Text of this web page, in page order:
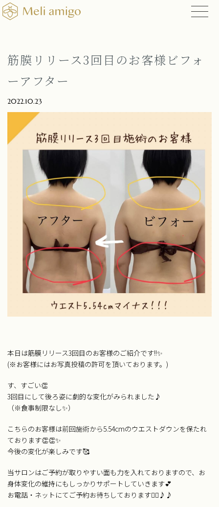
筋膜リリース3回目のお客様ビフォ
ーアフター
2022.10.23
本日は筋膜リリース3回目のお客様のご紹介です!!✨
(※お客様にはお写真投稿の許可を頂いております。)
す、すごい👏
3回目にして後ろ姿に劇的な変化がみられました♪
（※食事制限なし✨）
こちらのお客様は前回施術から5.54cmのウエストダウンを保たれ
ております👏👏✨
今後の変化が楽しみです🥰
当サロンはご予約が取りやすい面も力を入れておりますので、お
身体変化の維持にもしっかりサポートしていきます💕
お電話・ネットにてご予約お待ちしております💁‍♀️♪♪